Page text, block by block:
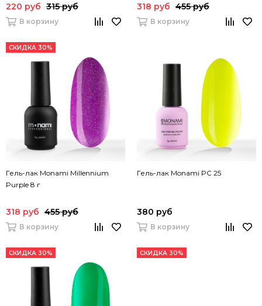
220 руб 315 руб
В корзину
318 руб 455 руб
В корзину
СКИДКА 30%
Гель-лак Monami Millennium
Purple 8 г
318 руб 455 руб
В корзину
Гель-лак Monami PC 25
380 руб
В корзину
СКИДКА 30% СКИДКА 30%